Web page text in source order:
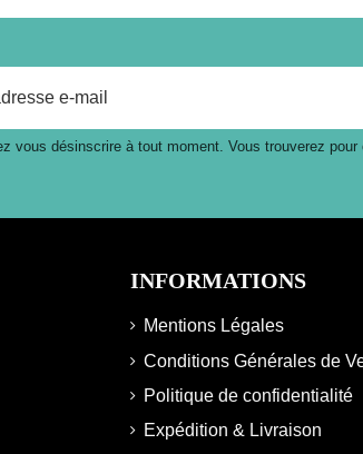
vous désinscrire à tout moment. Vous trouverez
INFORMATIONS
Mentions Légales
Conditions Générales de
Politique de confidentialité
Expédition & Livraison